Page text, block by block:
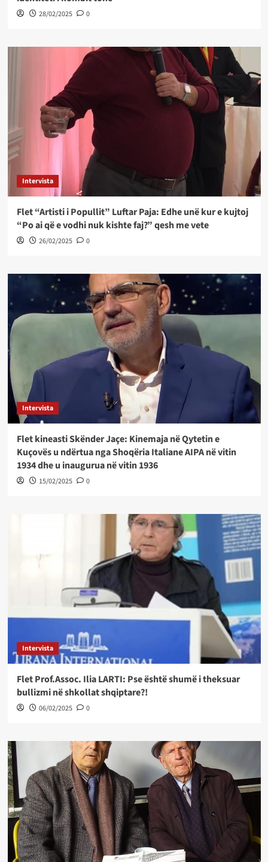
28/02/2025 0
Intervista
Flet “Artisti i Popullit” Luftar Paja: Edhe unë kur e kujtoj
“Po ai që e vodhi nuk kishte faj?” qesh me vete
26/02/2025 0
Intervista
Flet kineasti Skënder Jaçe: Kinemaja në Qytetin e
Kuçovës u ndërtua nga Shoqëria Italiane AIPA në vitin
1934 dhe u inaugurua në vitin 1936
15/02/2025 0
Intervista
Flet Prof.Assoc. Ilia LARTI: Pse është shumë i theksuar
bullizmi në shkollat shqiptare?!
06/02/2025 0